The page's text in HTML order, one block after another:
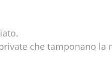
che tamponano la